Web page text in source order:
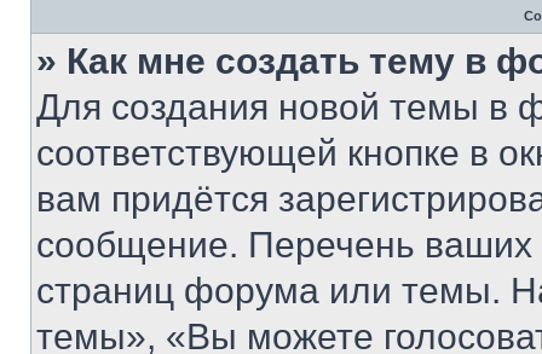
» Как мне создать тему в
Для создания новой темы в
соответствующей кнопке в
вам придётся
сообщение. Перечень ваших
страниц форума или темы.
темы», «Вы можете